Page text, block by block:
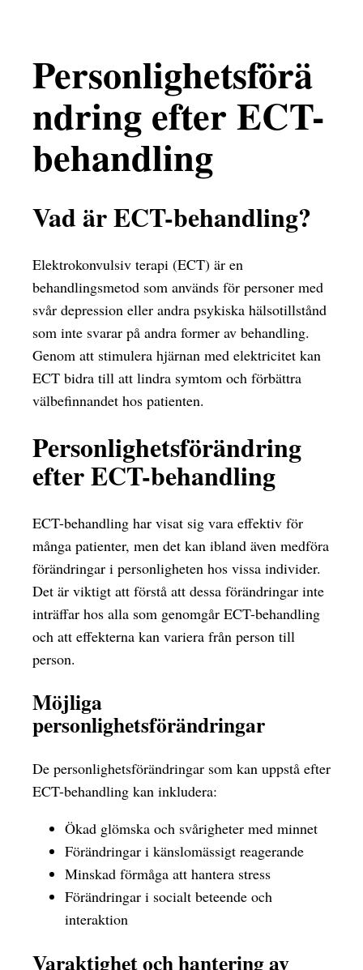
Personlighetsförä
ndring efter ECT-
behandling
Vad är ECT-behandling?
Elektrokonvulsiv terapi (ECT) är en
behandlingsmetod som används för personer med
svår depression eller andra psykiska hälsotillstånd
som inte svarar på andra former av behandling.
Genom att stimulera hjärnan med elektricitet kan
ECT bidra till att lindra symtom och förbättra
välbefinnandet hos patienten.
Personlighetsförändring
efter ECT-behandling
ECT-behandling har visat sig vara effektiv för
många patienter, men det kan ibland även medföra
förändringar i personligheten hos vissa individer.
Det är viktigt att förstå att dessa förändringar inte
inträffar hos alla som genomgår ECT-behandling
och att effekterna kan variera från person till
person.
Möjliga
personlighetsförändringar
De personlighetsförändringar som kan uppstå efter
ECT-behandling kan inkludera:
Ökad glömska och svårigheter med minnet
Förändringar i känslomässigt reagerande
Minskad förmåga att hantera stress
Förändringar i socialt beteende och
interaktion
Varaktighet och hantering av